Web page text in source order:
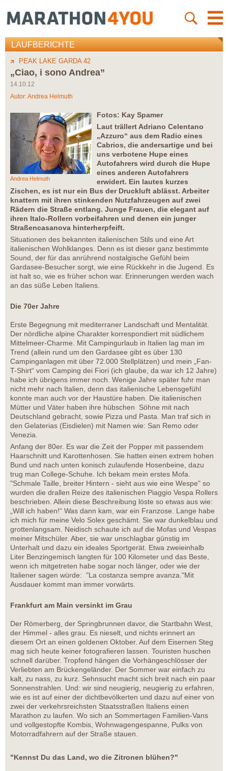
LAUFBERICHTE
PEAK LAKE GARDA 42
„Ciao, i sono Andrea”
14.10.12
Autor:Andrea Helmuth
Andrea Helmuth
Fotos: Kay Spamer
Laut trällert Adriano Celentano
„Azzuro“ aus dem Radio eines
Cabrios, die andersartige und bei
uns verbotene Hupe eines
Autofahrers wird durch die Hupe
eines anderen Autofahrers
erwidert. Ein lautes kurzes
Zischen, es ist nur ein Bus der Druckluft ablässt. Arbeiter
knattern mit ihren stinkenden Nutzfahrzeugen auf zwei
Rädern die Straße entlang. Junge Frauen, die elegant auf
ihren Italo-Rollern vorbeifahren und denen ein junger
Straßencasanova hinterherpfeift.
Situationen des bekannten italienischen Stils und eine Art
italienischen Wohlklanges. Denn es ist dieser ganz bestimmte
Sound, der für das anrührend nostalgische Gefühl beim
Gardasee-Besucher sorgt, wie eine Rückkehr in die Jugend. Es
ist halt so, wie es früher schon war. Erinnerungen werden wach
an das süße Leben Italiens.
Die 70er Jahre
Erste Begegnung mit mediterraner Landschaft und Mentalität.
Der nördliche alpine Charakter korrespondiert mit südlichem
Mittelmeer-Charme. Mit Campingurlaub in Italien lag man im
Trend (allein rund um den Gardasee gibt es über 130
Campinganlagen mit über 72.000 Stellplätzen) und mein „Fan-
T-Shirt“ vom Camping dei Fiori (ich glaube, da war ich 12 Jahre)
habe ich übrigens immer noch. Wenige Jahre später fuhr man
nicht mehr nach Italien, denn das italienische Lebensgefühl
konnte man auch vor der Haustüre haben. Die italienischen
Mütter und Väter haben ihre hübschen Söhne mit nach
Deutschland gebracht, sowie Pizza und Pasta. Man traf sich in
den Gelaterias (Eisdielen) mit Namen wie: San Remo oder
Venezia.
Anfang der 80er. Es war die Zeit der Popper mit passendem
Haarschnitt und Karottenhosen. Sie hatten einen extrem hohen
Bund und nach unten konisch zulaufende Hosenbeine, dazu
trug man College-Schuhe. Ich bekam mein erstes Mofa.
"Schmale Taille, breiter Hintern - sieht aus wie eine Wespe" so
wurden die drallen Reize des italienischen Piaggio Vespa Rollers
beschrieben. Allein diese Beschreibung löste so etwas aus wie:
„Will ich haben!“ Was dann kam, war ein Franzose. Lange habe
ich mich für meine Velo Solex geschämt. Sie war dunkelblau und
grottenlangsam. Neidisch schaute ich auf die Mofas und Vespas
meiner Mitschüler. Aber, sie war unschlagbar günstig im
Unterhalt und dazu ein ideales Sportgerät. Etwa zweieinhalb
Liter Benzingemisch langten für 100 Kilometer und das Beste,
wenn ich mitgetreten habe sogar noch länger, oder wie der
Italiener sagen würde: "La costanza sempre avanza."Mit
Ausdauer kommt man immer vorwärts.
Frankfurt am Main versinkt im Grau
Der Römerberg, der Springbrunnen davor, die Startbahn West,
der Himmel - alles grau. Es nieselt, und nichts erinnert an
diesem Ort an einen goldenen Oktober. Auf dem Eisernen Steg
mag sich heute keiner fotografieren lassen. Touristen huschen
schnell darüber. Tropfend hängen die Vorhängeschlösser der
Verliebten am Brückengeländer. Der Sommer war einfach zu
kalt, zu nass, zu kurz. Sehnsucht macht sich breit nach ein paar
Sonnenstrahlen. Und: wir sind neugierig, neugierig zu erfahren,
wie es ist auf einer der dichtbevölkerten und dazu auf einer von
zwei der verkehrsreichsten Staatsstraßen Italiens einen
Marathon zu laufen. Wo sich an Sommertagen Familien-Vans
und vollgestopfte Kombis, Wohnwagengespanne, Pulks von
Motorradfahrern auf der Straße stauen.
"Kennst Du das Land, wo die Zitronen blühen?"